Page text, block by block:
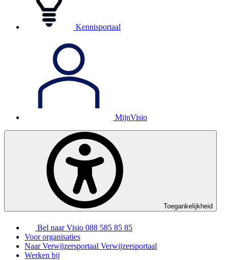
Kennisportaal
MijnVisio
Toegankelijkheid
Bel naar Visio 088 585 85 85
Voor organisaties
Naar Verwijzersportaal Verwijzersportaal
Werken bij